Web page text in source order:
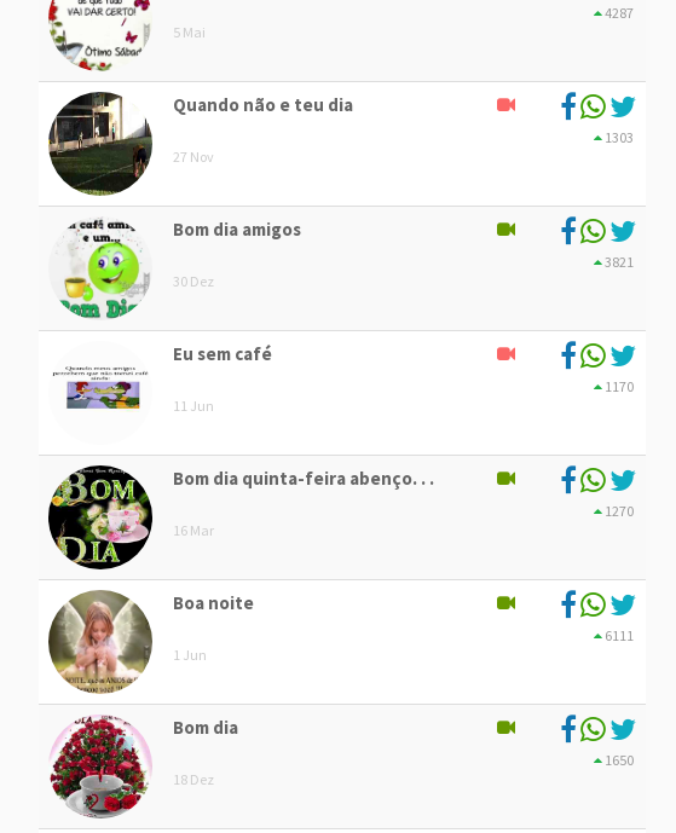
5 Mai
4287
Quando não e teu dia
27 Nov
1303
Bom dia amigos
30 Dez
3821
Eu sem café
11 Jun
1170
Bom dia quinta-feira abenço. . .
16 Mar
1270
Boa noite
1 Jun
6111
Bom dia
18 Dez
1650